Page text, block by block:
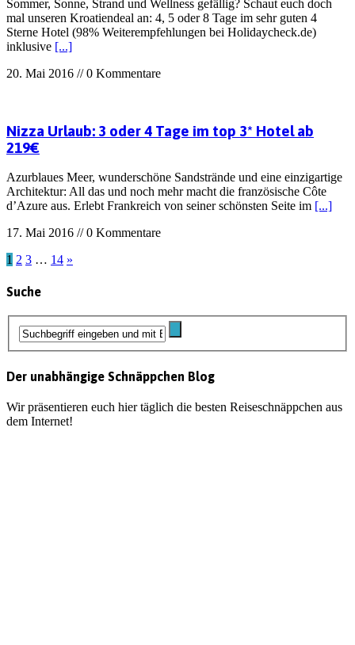
Sommer, Sonne, Strand und Wellness gefällig? Schaut euch doch
mal unseren Kroatiendeal an: 4, 5 oder 8 Tage im sehr guten 4
Sterne Hotel (98% Weiterempfehlungen bei Holidaycheck.de)
inklusive [...]
20. Mai 2016 // 0 Kommentare
Nizza Urlaub: 3 oder 4 Tage im top 3* Hotel ab
219€
Azurblaues Meer, wunderschöne Sandstrände und eine einzigartige
Architektur: All das und noch mehr macht die französische Côte
d’Azure aus. Erlebt Frankreich von seiner schönsten Seite im [...]
17. Mai 2016 // 0 Kommentare
1 2 3 … 14 »
Suche
Der unabhängige Schnäppchen Blog
Wir präsentieren euch hier täglich die besten Reiseschnäppchen aus
dem Internet!